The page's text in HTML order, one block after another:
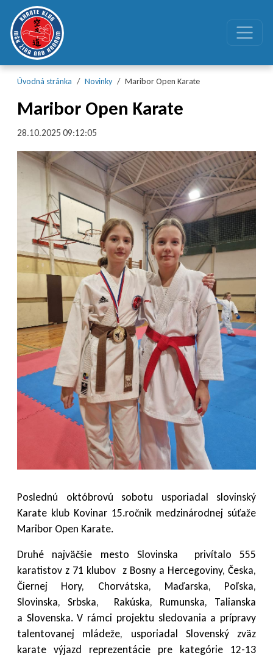
Preskočiť na obsah
Preskočiť na hlavné menu
Úvodná stránka Novinky Maribor Open Karate
Maribor Open Karate
28.10.2025 09:12:05
Poslednú októbrovú sobotu usporiadal slovinský
Karate klub Kovinar 15.ročnik medzinárodnej súťaže
Maribor Open Karate.
Druhé najväčšie mesto Slovinska
privítalo 555
karatistov z 71 klubov z Bosny a Hercegoviny, Česka,
Čiernej Hory, Chorvátska, Maďarska, Poľska,
Slovinska, Srbska,
Rakúska, Rumunska, Talianska
a Slovenska. V rámci projektu sledovania a prípravy
talentovanej mládeže, usporiadal Slovenský zväz
karate výjazd reprezentácie pre kategórie 12-13